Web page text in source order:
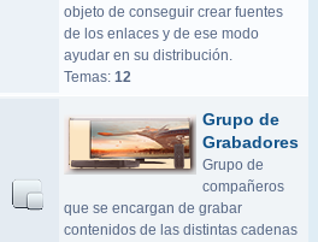
objeto de conseguir crear fuentes
de los enlaces y de ese modo
ayudar en su distribución.
Temas: 12
Grupo de
Grabadores
Grupo de
compañeros
que se encargan de grabar
contenidos de las distintas cadenas